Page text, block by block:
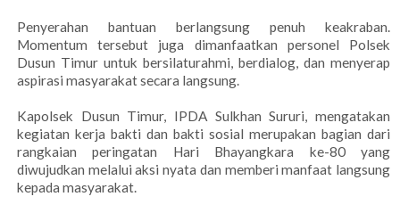
Penyerahan bantuan berlangsung penuh keakraban.
Momentum tersebut juga dimanfaatkan personel Polsek
Dusun Timur untuk bersilaturahmi, berdialog, dan menyerap
aspirasi masyarakat secara langsung.
Kapolsek Dusun Timur, IPDA Sulkhan Sururi, mengatakan
kegiatan kerja bakti dan bakti sosial merupakan bagian dari
rangkaian peringatan Hari Bhayangkara ke-80 yang
diwujudkan melalui aksi nyata dan memberi manfaat langsung
kepada masyarakat.